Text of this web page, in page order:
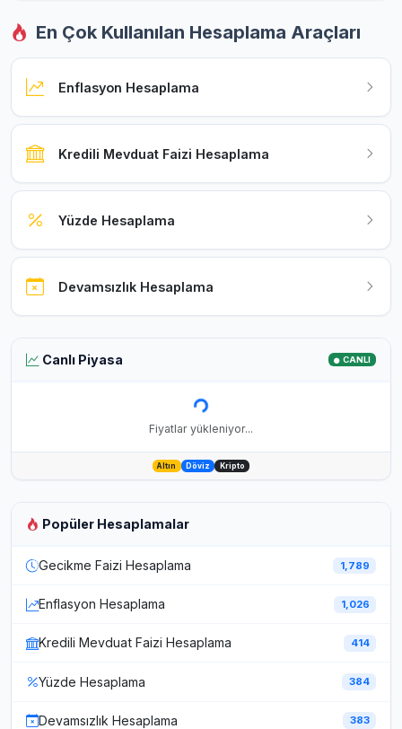
En Çok Kullanılan Hesaplama Araçları
Enflasyon Hesaplama
Kredili Mevduat Faizi Hesaplama
Yüzde Hesaplama
Devamsızlık Hesaplama
Canlı Piyasa CANLI
Fiyatlar yükleniyor...
Altın Döviz Kripto
Popüler Hesaplamalar
Gecikme Faizi Hesaplama 1,789
Enflasyon Hesaplama 1,026
Kredili Mevduat Faizi Hesaplama 414
Yüzde Hesaplama 384
Devamsızlık Hesaplama 383